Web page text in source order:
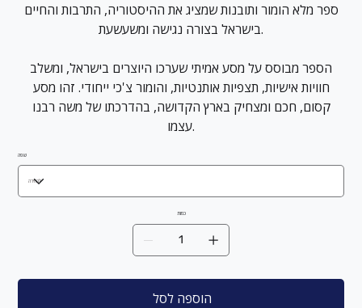
ספר מלא הומור ותובנות שמציג את ההיסטוריה, התרבות והחיים
בישראל בצורה נגישה ומשעשעת.
הספר מבוסס על מסע אמיתי שערכו היוצרים בישראל, ומשלב
חוויות אישיות, תצפיות אותנטיות, והומור צ'כי ייחודי. זהו מסע
קסום, חכם ומצחיק בארץ הקדושה, בהדרכתו של משה רבנו
עצמו.
שפה
כמות
הוספה לסל